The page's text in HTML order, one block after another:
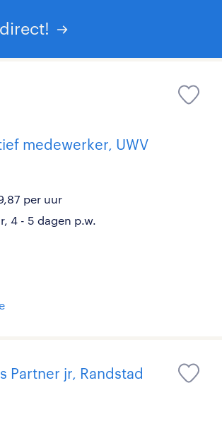
medewerker, UWV
per uur
4 - 5 dagen p.w.
Partner jr, Randstad